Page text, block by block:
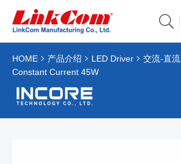
HOME 产品介绍 LED Driver
交流-直流
Constant Current 45W